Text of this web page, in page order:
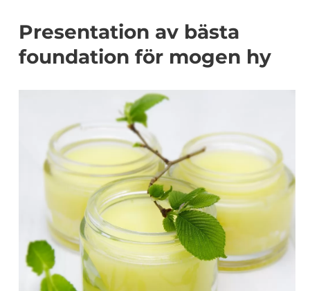
Presentation av bästa
foundation för mogen hy